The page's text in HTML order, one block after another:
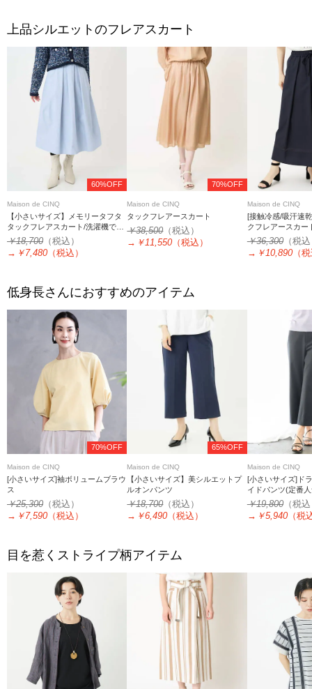
上品シルエットのフレアスカート
60%OFF
Maison de CINQ
【小さいサイズ】メモリータフタ
タックフレアスカート/洗濯機で洗
える
￥18,700 （税込）
→ ￥7,480 （税込）
70%OFF
Maison de CINQ
タックフレアースカート
￥38,500（税込）
→ ￥11,550 （税込）
Maison de CINQ
[接触冷感/吸汗速
クフレアースカー
￥36,300（税
→ ￥10,890（
低身長さんにおすすめのアイテム
70%OFF
Maison de CINQ
[小さいサイズ]袖ボリュームブラウ
ス
￥25,300 （税込）
→ ￥7,590 （税込）
65%OFF
Maison de CINQ
【小さいサイズ】美シルエットプ
ルオンパンツ
￥18,700（税込）
→ ￥6,490 （税込）
Maison de CINQ
[小さいサイズ]ド
イドパンツ(定番
￥19,800（税
→ ￥5,940（税
目を惹くストライプ柄アイテム